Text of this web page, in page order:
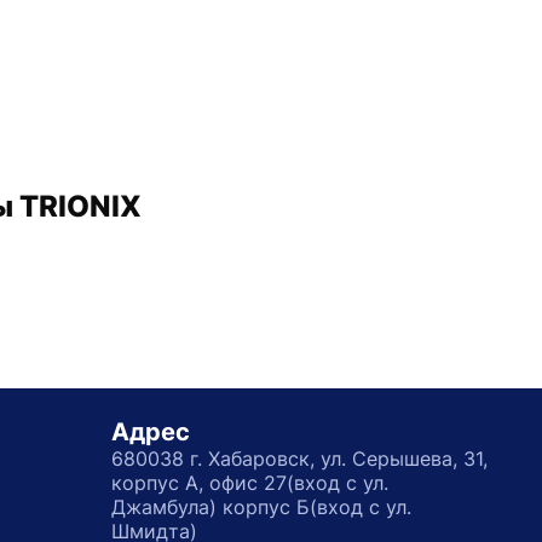
TRIONIX
Адрес
680038 г. Хабаровск, ул. Серышева, 31,
корпус А, офис 27(вход с ул.
Джамбула) корпус Б(вход с ул.
Шмидта)